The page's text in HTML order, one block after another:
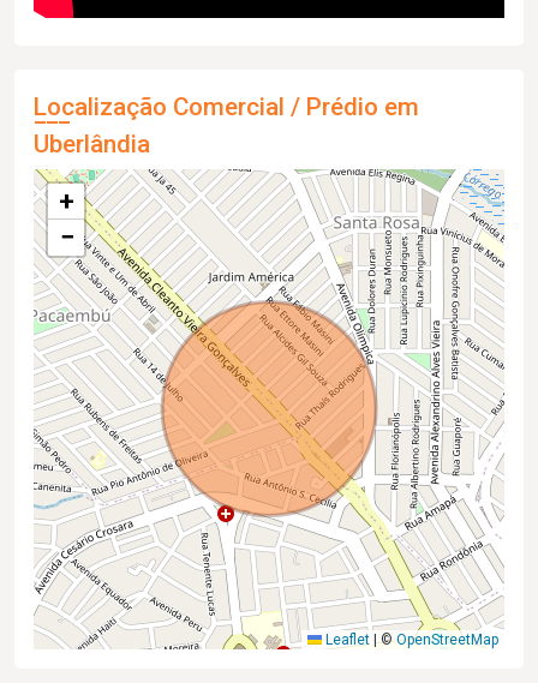
Localização Comercial / Prédio em
Uberlândia
+
−
Leaflet ©OpenStreetMap